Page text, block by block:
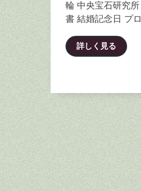
輪 中央宝石研究
書 結婚記念日 プ
詳しく見る